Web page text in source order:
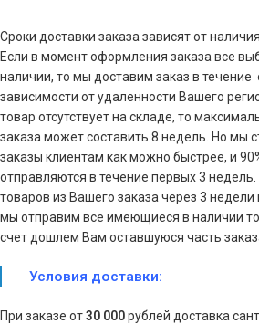
Сроки доставки заказа зависят от
Если в момент оформления заказа все
наличии, то мы доставим заказ в течение
зависимости от удаленности Вашего
товар отсутствует на складе, то
заказа может составить 8 недель. Но мы
заказы клиентам как можно быстрее, и
отправляются в течение первых 3 недель.
товаров из Вашего заказа через 3 недели
мы отправим все имеющиеся в наличии
счет дошлем Вам оставшуюся часть
Условия доставки:
При заказе от30 000рублей доставка